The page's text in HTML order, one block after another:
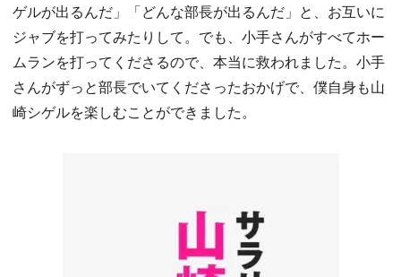
ゲルが出るんだ」「どんな部長が出るんだ」と、お互いに
ジャブを打ってみたりして。でも、小手さんがすべてホー
ムランを打ってくださるので、本当に救われました。小手
さんがずっと部長でいてくださったおかげで、僕自身も山
崎シゲルを楽しむことができました。